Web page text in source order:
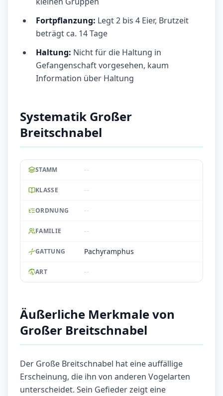
Fortpflanzung: Legt 2 bis 4 Eier, Brutzeit
beträgt ca. 14 Tage
Haltung: Nicht für die Haltung in
Gefangenschaft vorgesehen, kaum
Information über Haltung
Systematik Großer
Breitschnabel
STAMM --
KLASSE --
ORDNUNG --
FAMILIE --
GATTUNG Pachyramphus
ART --
Äußerliche Merkmale von
Großer Breitschnabel
Der Große Breitschnabel hat eine auffällige
Erscheinung, die ihn von anderen Vogelarten
unterscheidet. Sein Gefieder zeigt eine